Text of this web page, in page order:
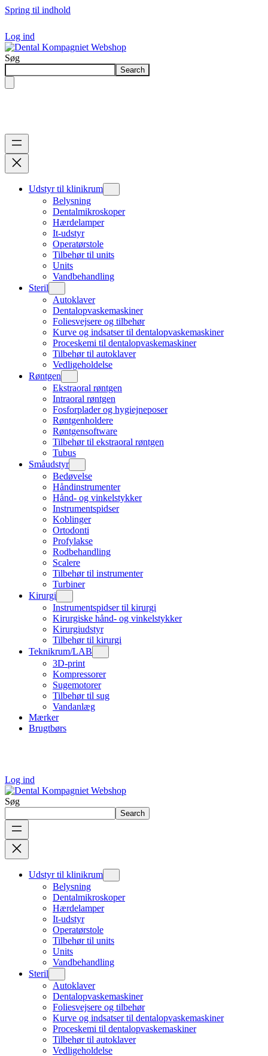
Spring til indhold
Log ind
Søg
Search
Udstyr til klinikrum
Belysning
Dentalmikroskoper
Hærdelamper
It-udstyr
Operatørstole
Tilbehør til units
Units
Vandbehandling
Steril
Autoklaver
Dentalopvaskemaskiner
Foliesvejsere og tilbehør
Kurve og indsatser til dentalopvaskemaskiner
Proceskemi til dentalopvaskemaskiner
Tilbehør til autoklaver
Vedligeholdelse
Røntgen
Ekstraoral røntgen
Intraoral røntgen
Fosforplader og hygiejneposer
Røntgenholdere
Røntgensoftware
Tilbehør til ekstraoral røntgen
Tubus
Småudstyr
Bedøvelse
Håndinstrumenter
Hånd- og vinkelstykker
Instrumentspidser
Koblinger
Ortodonti
Profylakse
Rodbehandling
Scalere
Tilbehør til instrumenter
Turbiner
Kirurgi
Instrumentspidser til kirurgi
Kirurgiske hånd- og vinkelstykker
Kirurgiudstyr
Tilbehør til kirurgi
Teknikrum/LAB
3D-print
Kompressorer
Sugemotorer
Tilbehør til sug
Vandanlæg
Mærker
Brugtbørs
Log ind
Søg
Search
Udstyr til klinikrum
Belysning
Dentalmikroskoper
Hærdelamper
It-udstyr
Operatørstole
Tilbehør til units
Units
Vandbehandling
Steril
Autoklaver
Dentalopvaskemaskiner
Foliesvejsere og tilbehør
Kurve og indsatser til dentalopvaskemaskiner
Proceskemi til dentalopvaskemaskiner
Tilbehør til autoklaver
Vedligeholdelse